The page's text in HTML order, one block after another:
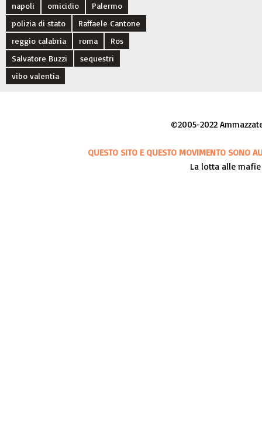
napoli
omicidio
Palermo
polizia di stato
Raffaele Cantone
reggio calabria
roma
Ros
Salvatore Buzzi
sequestri
vibo valentia
©2005-2022
QUESTO SITO E QUESTO MOVIMENTO SONO
La lotta alle